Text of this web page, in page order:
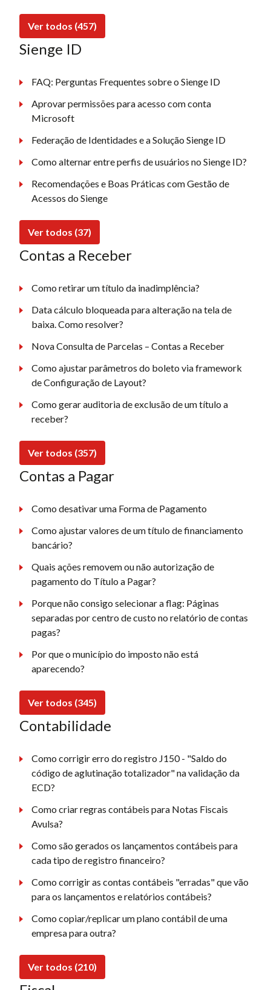
Ver todos (457)
Sienge ID
FAQ: Perguntas Frequentes sobre o Sienge ID
Aprovar permissões para acesso com conta
Microsoft
Federação de Identidades e a Solução Sienge ID
Como alternar entre perfis de usuários no Sienge ID?
Recomendações e Boas Práticas com Gestão de
Acessos do Sienge
Ver todos (37)
Contas a Receber
Como retirar um título da inadimplência?
Data cálculo bloqueada para alteração na tela de
baixa. Como resolver?
Nova Consulta de Parcelas – Contas a Receber
Como ajustar parâmetros do boleto via framework
de Configuração de Layout?
Como gerar auditoria de exclusão de um título a
receber?
Ver todos (357)
Contas a Pagar
Como desativar uma Forma de Pagamento
Como ajustar valores de um título de financiamento
bancário?
Quais ações removem ou não autorização de
pagamento do Título a Pagar?
Porque não consigo selecionar a flag: Páginas
separadas por centro de custo no relatório de contas
pagas?
Por que o município do imposto não está
aparecendo?
Ver todos (345)
Contabilidade
Como corrigir erro do registro J150 - "Saldo do
código de aglutinação totalizador" na validação da
ECD?
Como criar regras contábeis para Notas Fiscais
Avulsa?
Como são gerados os lançamentos contábeis para
cada tipo de registro financeiro?
Como corrigir as contas contábeis "erradas" que vão
para os lançamentos e relatórios contábeis?
Como copiar/replicar um plano contábil de uma
empresa para outra?
Ver todos (210)